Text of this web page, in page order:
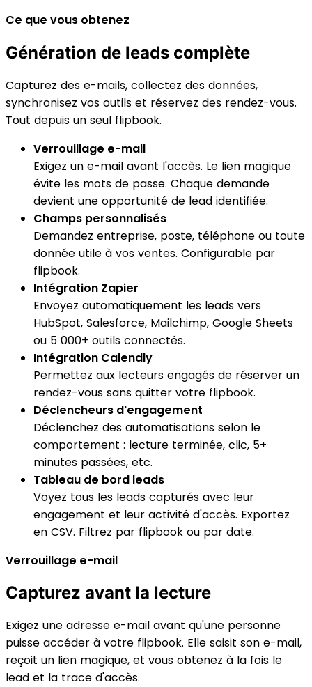
Ce que vous obtenez
Génération de leads complète
Capturez des e-mails, collectez des données,
synchronisez vos outils et réservez des rendez-vous.
Tout depuis un seul flipbook.
Verrouillage e-mail
Exigez un e-mail avant l'accès. Le lien magique
évite les mots de passe. Chaque demande
devient une opportunité de lead identifiée.
Champs personnalisés
Demandez entreprise, poste, téléphone ou toute
donnée utile à vos ventes. Configurable par
flipbook.
Intégration Zapier
Envoyez automatiquement les leads vers
HubSpot, Salesforce, Mailchimp, Google Sheets
ou 5 000+ outils connectés.
Intégration Calendly
Permettez aux lecteurs engagés de réserver un
rendez-vous sans quitter votre flipbook.
Déclencheurs d'engagement
Déclenchez des automatisations selon le
comportement : lecture terminée, clic, 5+
minutes passées, etc.
Tableau de bord leads
Voyez tous les leads capturés avec leur
engagement et leur activité d'accès. Exportez
en CSV. Filtrez par flipbook ou par date.
Verrouillage e-mail
Capturez avant la lecture
Exigez une adresse e-mail avant qu'une personne
puisse accéder à votre flipbook. Elle saisit son e-mail,
reçoit un lien magique, et vous obtenez à la fois le
lead et la trace d'accès.